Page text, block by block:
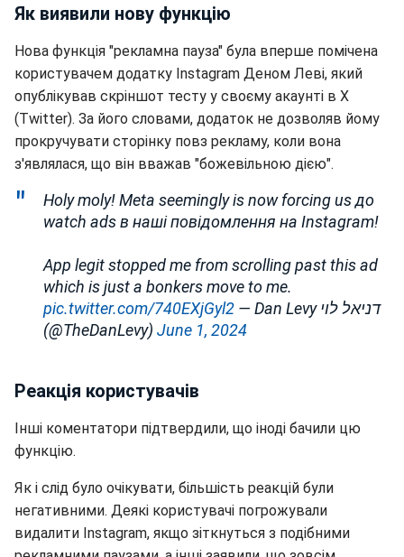
Як виявили нову функцію
Нова функція "рекламна пауза" була вперше помічена
користувачем додатку Instagram Деном Леві, який
опублікував скріншот тесту у своєму акаунті в Х
(Twitter). За його словами, додаток не дозволяв йому
прокручувати сторінку повз рекламу, коли вона
з'являлася, що він вважав "божевільною дією".
Holy moly! Meta seemingly is now forcing us до
watch ads в наші повідомлення на Instagram!
App legit stopped me from scrolling past this ad
which is just a bonkers move to me.
pic.twitter.com/740EXjGyl2 — Dan Levy דניאל לוי
(@TheDanLevy) June 1, 2024
Реакція користувачів
Інші коментатори підтвердили, що іноді бачили цю
функцію.
Як і слід було очікувати, більшість реакцій були
негативними. Деякі користувачі погрожували
видалити Instagram, якщо зіткнуться з подібними